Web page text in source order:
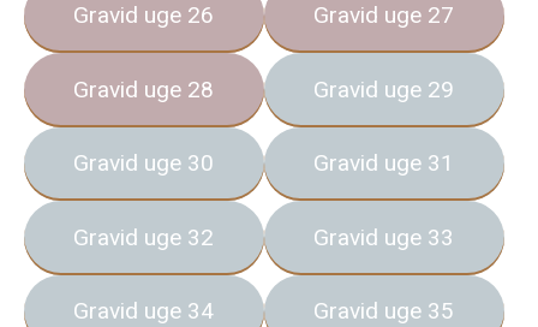
Gravid uge 26 Gravid uge 27
Gravid uge 28 Gravid uge 29
Gravid uge 30 Gravid uge 31
Gravid uge 32 Gravid uge 33
Gravid uge 34 Gravid uge 35